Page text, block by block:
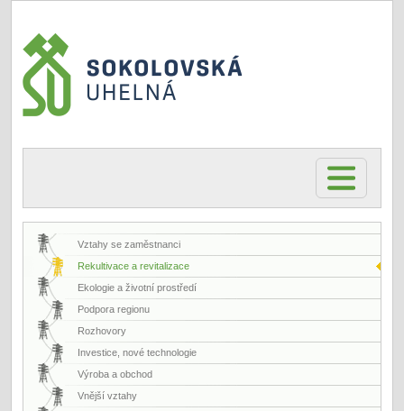
Vztahy se zaměstnanci
Rekultivace a revitalizace
Ekologie a životní prostředí
Podpora regionu
Rozhovory
Investice, nové technologie
Výroba a obchod
Vnější vztahy